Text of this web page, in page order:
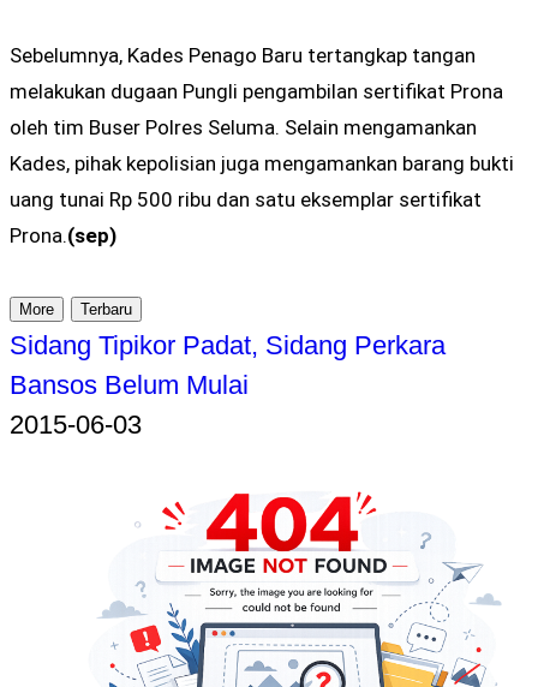
Sebelumnya, Kades Penago Baru tertangkap tangan
melakukan dugaan Pungli pengambilan sertifikat Prona
oleh tim Buser Polres Seluma. Selain mengamankan
Kades, pihak kepolisian juga mengamankan barang bukti
uang tunai Rp 500 ribu dan satu eksemplar sertifikat
Prona.(sep)
More Terbaru
Sidang Tipikor Padat, Sidang Perkara
Bansos Belum Mulai
2015-06-03